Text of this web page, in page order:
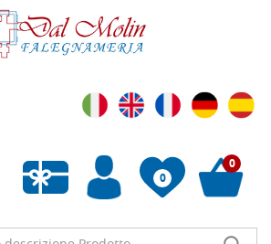
0
de deseos vacía
0